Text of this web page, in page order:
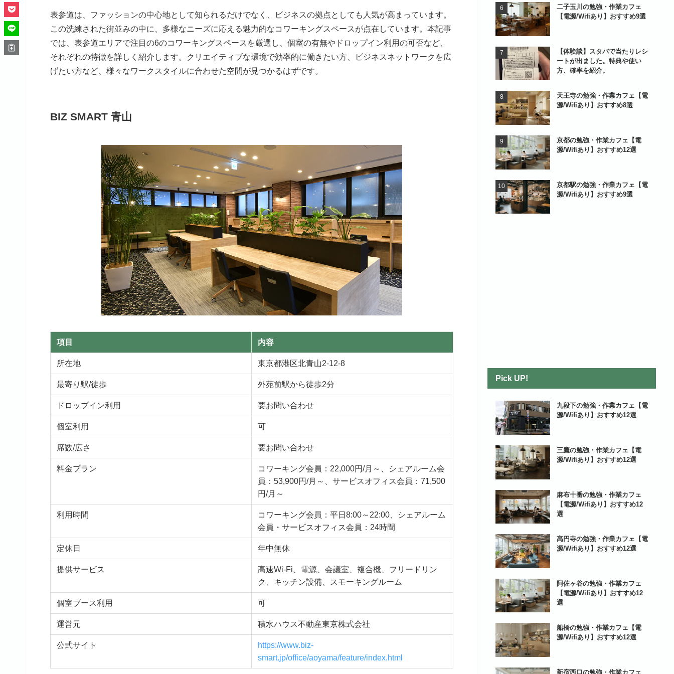
表参道は、ファッションの中心地として知られるだけでなく、ビジネスの拠点としても人気が高まっています。
この洗練された街並みの中に、多様なニーズに応える魅力的なコワーキングスペースが点在しています。本記事
では、表参道エリアで注目の6のコワーキングスペースを厳選し、個室の有無やドロップイン利用の可否など、
それぞれの特徴を詳しく紹介します。クリエイティブな環境で効率的に働きたい方、ビジネスネットワークを広
げたい方など、様々なワークスタイルに合わせた空間が見つかるはずです。
BIZ SMART 青山
項目 内容
所在地 東京都港区北青山2-12-8
最寄り駅/徒歩 外苑前駅から徒歩2分
ドロップイン利用 要お問い合わせ
個室利用 可
席数/広さ 要お問い合わせ
料金プラン
コワーキング会員：22,000円/月～、シェアルーム会
員：53,900円/月～、サービスオフィス会員：71,500
円/月～
利用時間
コワーキング会員：平日8:00～22:00、シェアルーム
会員・サービスオフィス会員：24時間
定休日 年中無休
提供サービス
高速Wi-Fi、電源、会議室、複合機、フリードリン
ク、キッチン設備、スモーキングルーム
個室ブース利用 可
運営元 積水ハウス不動産東京株式会社
公式サイト
https://www.biz-
smart.jp/office/aoyama/feature/index.html
二子玉川の勉強・作業カフェ
【電源/Wifiあり】おすすめ9選
【体験談】スタバで当たりレシ
ートが出ました。特典や使い
方、確率を紹介。
天王寺の勉強・作業カフェ【電
源/Wifiあり】おすすめ8選
京都の勉強・作業カフェ【電
源/Wifiあり】おすすめ12選
京都駅の勉強・作業カフェ【電
源/Wifiあり】おすすめ9選
Pick UP!
九段下の勉強・作業カフェ【電
源/Wifiあり】おすすめ12選
三鷹の勉強・作業カフェ【電
源/Wifiあり】おすすめ12選
麻布十番の勉強・作業カフェ
【電源/Wifiあり】おすすめ12
選
高円寺の勉強・作業カフェ【電
源/Wifiあり】おすすめ12選
阿佐ヶ谷の勉強・作業カフェ
【電源/Wifiあり】おすすめ12
選
船橋の勉強・作業カフェ【電
源/Wifiあり】おすすめ12選
新宿西口の勉強・作業カフェ